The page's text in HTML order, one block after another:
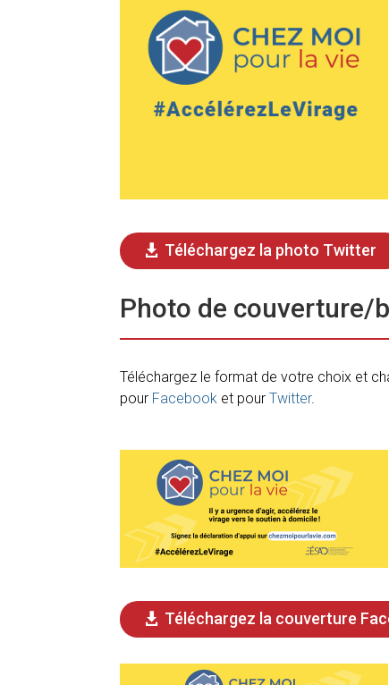
Téléchargez la photo Twitter
Photo de couverture/
Téléchargez le format de votre choix et
pour Facebook et pourTwitter.
Téléchargez la couverture